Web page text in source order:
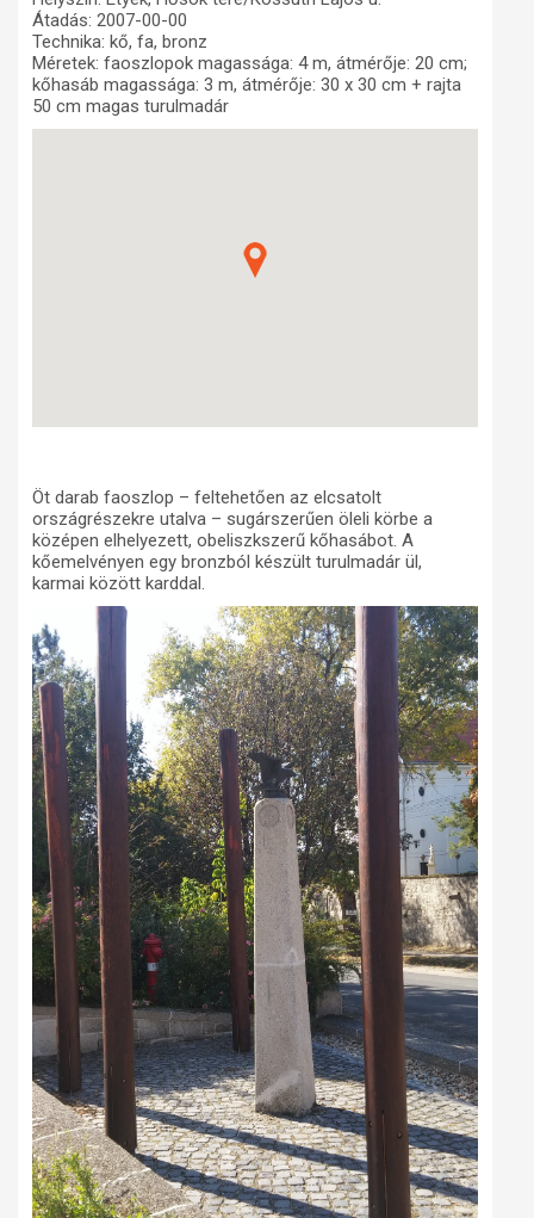
Műhelymunkák
Átadás: 2007-00-00
Technika: kő, fa, bronz
Méretek: faoszlopok magassága: 4 m, átmérője: 20 cm;
kőhasáb magassága: 3 m, átmérője: 30 x 30 cm + rajta
50 cm magas turulmadár
Öt darab faoszlop – feltehetően az elcsatolt
országrészekre utalva – sugárszerűen öleli körbe a
középen elhelyezett, obeliszkszerű kőhasábot. A
kőemelvényen egy bronzból készült turulmadár ül,
karmai között karddal.